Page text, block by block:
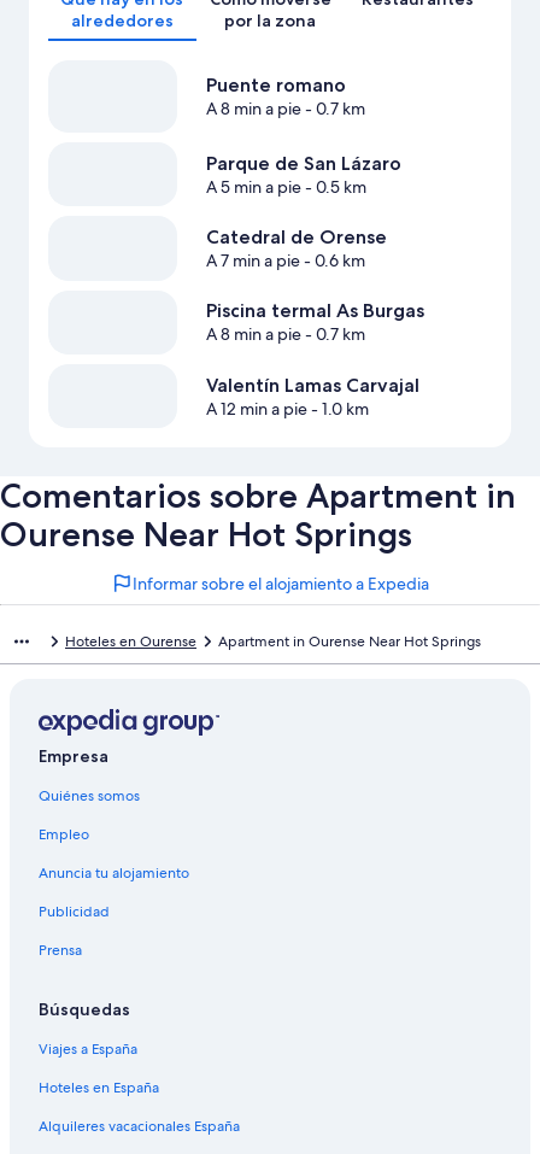
alrededores
por la zona
Puente romano
A 8 min a pie- 0.7 km
Parque de San Lázaro
A 5 min a pie- 0.5 km
Catedral de Orense
A 7 min a pie- 0.6 km
Piscina termal As Burgas
A 8 min a pie- 0.7 km
Valentín Lamas Carvajal
A 12 min a pie- 1.0 km
Comentarios sobre Apartment in
Ourense Near Hot Springs
Informar sobre el alojamiento a Expedia
Hoteles en Ourense Apartment in Ourense Near Hot Springs
Empresa
Quiénes somos
Empleo
Anuncia tu alojamiento
Publicidad
Prensa
Búsquedas
Viajes a España
Hoteles en España
Alquileres vacacionales España